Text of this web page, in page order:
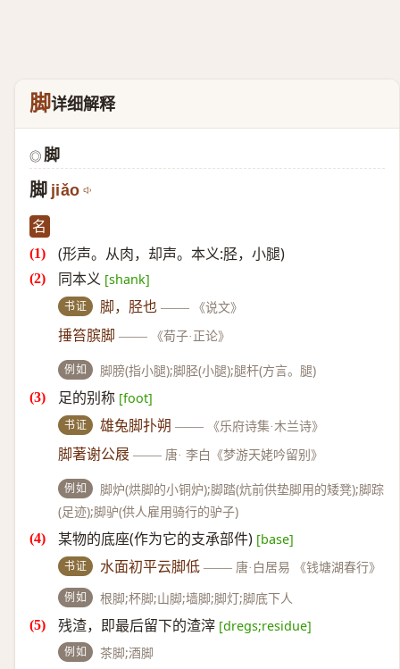
脚详细解释
◎ 脚
脚 jiǎo
名
(形声。从肉，却声。本义:胫，小腿)
同本义 [shank]
书证 脚，胫也 —— 《说文》
捶笞膑脚 —— 《荀子·正论》
例如 脚膀(指小腿);脚胫(小腿);腿杆(方言。腿)
足的别称 [foot]
书证 雄兔脚扑朔 —— 《乐府诗集·木兰诗》
脚著谢公屐 —— 唐· 李白《梦游天姥吟留别》
例如
脚炉(烘脚的小铜炉);脚踏(炕前供垫脚用的矮凳);脚踪
(足迹);脚驴(供人雇用骑行的驴子)
某物的底座(作为它的支承部件) [base]
书证 水面初平云脚低 —— 唐·白居易 《钱塘湖春行》
例如 根脚;杯脚;山脚;墙脚;脚灯;脚底下人
残渣，即最后留下的渣滓 [dregs;residue]
例如 茶脚;酒脚